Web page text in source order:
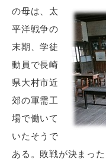
の母は、太
平洋戦争の
末期、学徒
動員で長崎
県大村市近
郊の軍需工
場で働いて
いたそうで
ある。敗戦が決まっ